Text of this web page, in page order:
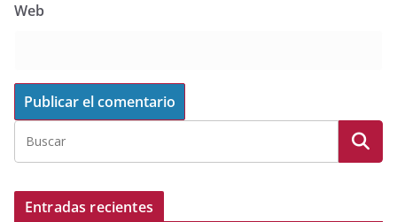
Web
Entradas recientes